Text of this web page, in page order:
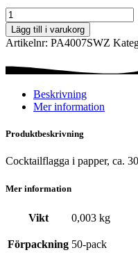
Cocktailflagga
-
Schweiz
mängd
Lägg till i varukorg
Artikelnr: PA4007SWZ
Beskrivning
Mer information
Produktbeskrivning
Cocktailflagga i papper, ca.
Mer information
Vikt 0,003 kg
Förpackning 50-pack